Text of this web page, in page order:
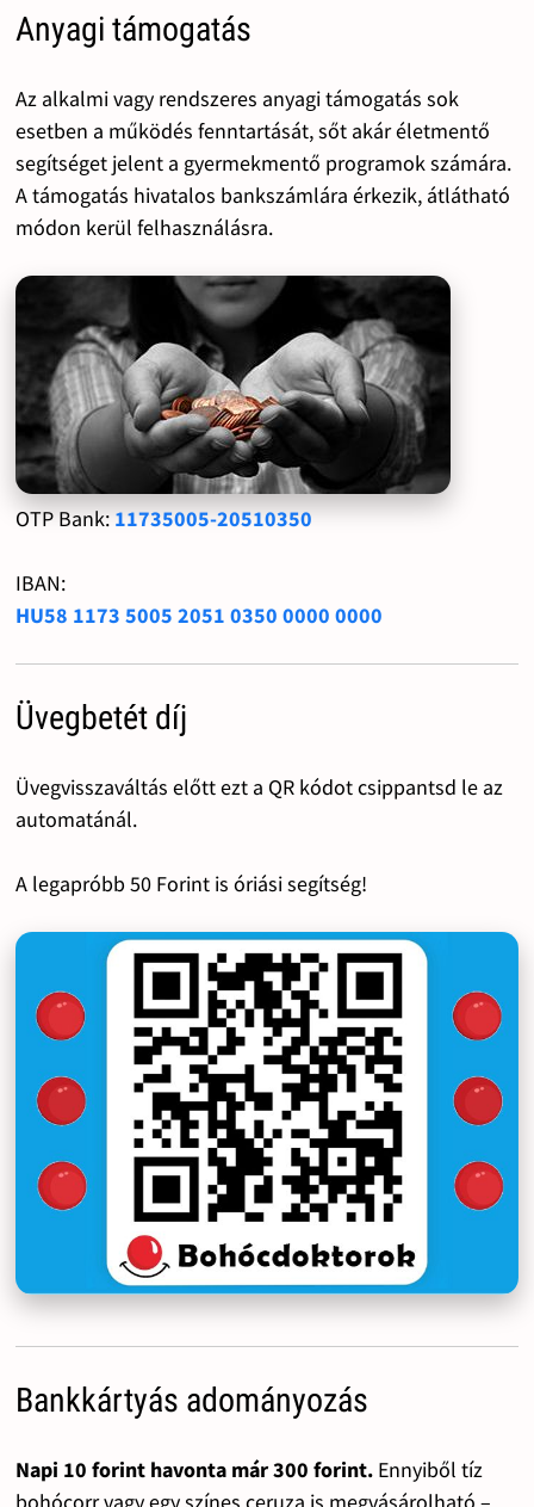
Anyagi támogatás
Az alkalmi vagy rendszeres anyagi támogatás sok
esetben a működés fenntartását, sőt akár életmentő
segítséget jelent a gyermekmentő programok számára.
A támogatás hivatalos bankszámlára érkezik, átlátható
módon kerül felhasználásra.
OTP Bank: 11735005-20510350
IBAN:
HU58 1173 5005 2051 0350 0000 0000
Üvegbetét díj
Üvegvisszaváltás előtt ezt a QR kódot csippantsd le az
automatánál.
A legapróbb 50 Forint is óriási segítség!
Bankkártyás adományozás
Napi 10 forint havonta már 300 forint.Ennyiből tíz